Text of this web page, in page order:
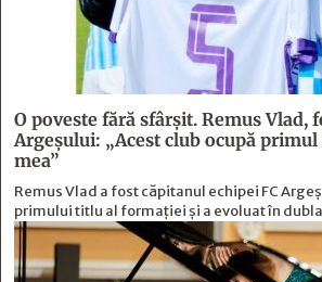
O poveste fără sfârşit. Remus Vlad,
Argeşului: „Acest club ocupă
mea”
Remus Vlad a fost căpitanul echipei FC
primului titlu al formației și a evoluat în